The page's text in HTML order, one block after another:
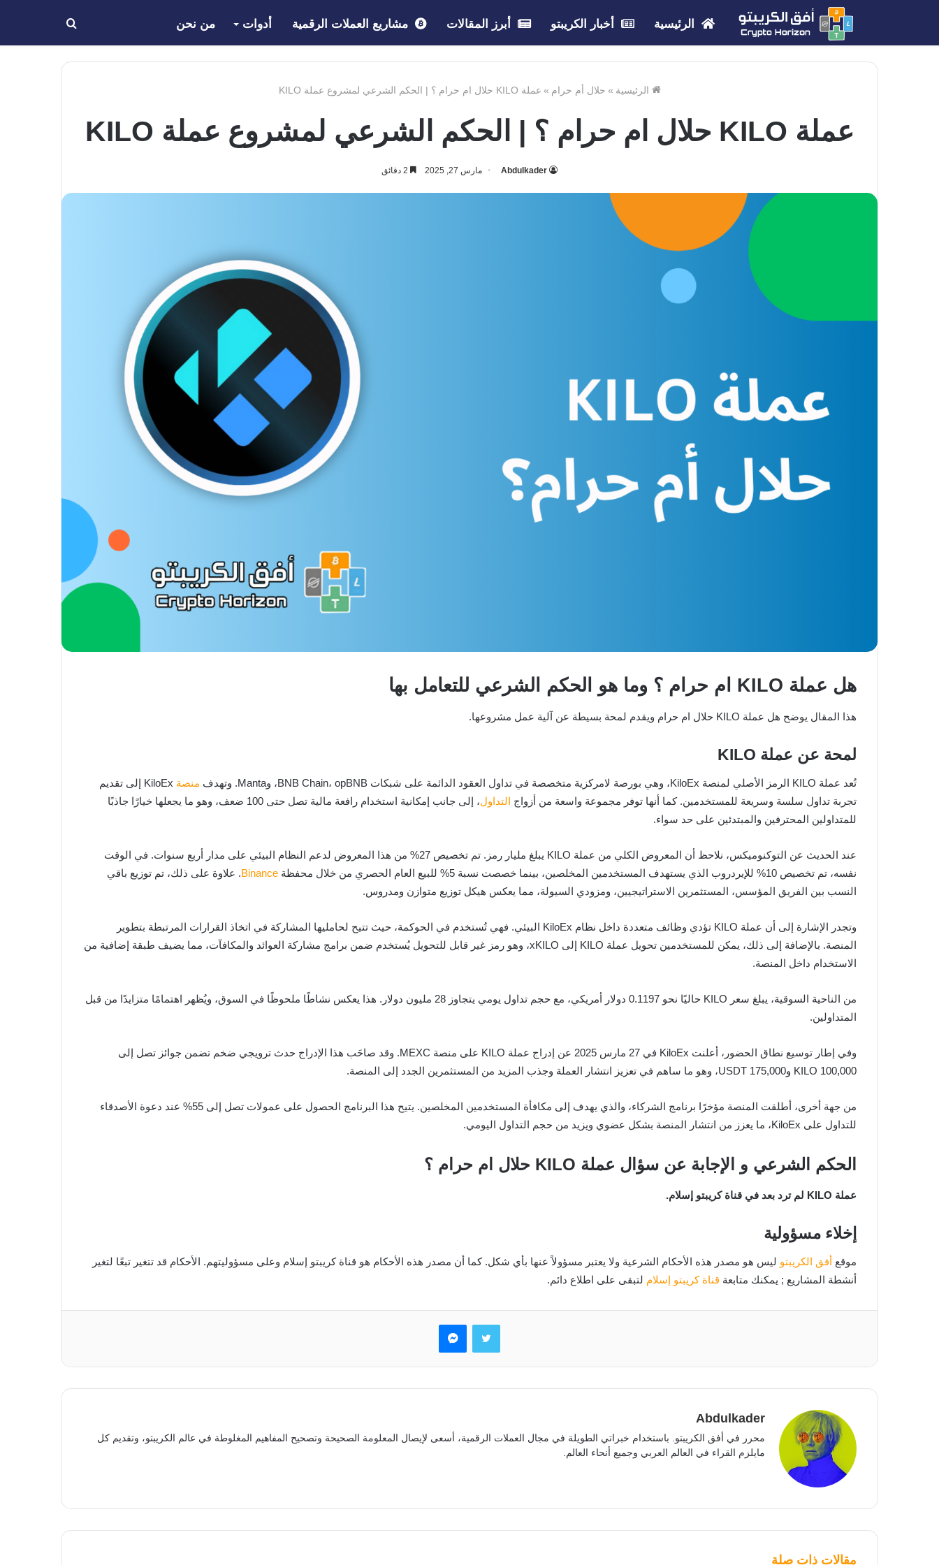
الرئيسية أخبار الكريبتو أبرز المقالات مشاريع العملات الرقمية أدوات من نحن بحث
عن
الرئيسية » حلال أم حرام » عملة KILO حلال ام حرام ؟ | الحكم الشرعي لمشروع عملة KILO
عملة KILO حلال ام حرام ؟ | الحكم الشرعي لمشروع عملة KILO
Abdulkader مارس 27, 2025
هل عملة KILO ام حرام ؟ وما هو الحكم الشرعي للتعامل بها
هذا المقال يوضح هل عملة KILO حلال ام حرام ويقدم لمحة بسيطة عن آلية عمل مشروعها.
لمحة عن عملة KILO
تُعد عملة KILO الرمز الأصلي لمنصة KiloEx، وهي بورصة لامركزية متخصصة في تداول العقود الدائمة على شبكات BNB Chain، opBNB، وManta. وتهدف منصة
KiloEx إلى تقديم
تجربة تداول سلسة وسريعة للمستخدمين. كما أنها توفر مجموعة واسعة من أزواج التداول
، إلى جانب إمكانية استخدام رافعة مالية تصل حتى 100 ضعف، وهو ما يجعلها خيارًا جاذبًا
للمتداولين المحترفين والمبتدئين على حد سواء.
عند الحديث عن التوكنوميكس، نلاحظ أن المعروض الكلي من عملة KILO يبلغ مليار رمز. تم تخصيص 27% من هذا المعروض لدعم النظام البيئي على مدار أربع سنوات. في الوقت
نفسه، تم تخصيص 10% للإيردروب الذي يستهدف المستخدمين المخلصين، بينما خصصت نسبة 5% للبيع العام الحصري من خلال محفظة
Binance. علاوة على ذلك، تم توزيع باقي
النسب بين الفريق المؤسس، المستثمرين الاستراتيجيين، ومزودي السيولة، مما يعكس هيكل توزيع متوازن ومدروس.
وتجدر الإشارة إلى أن عملة KILO تؤدي وظائف متعددة داخل نظام KiloEx البيئي. فهي تُستخدم في الحوكمة، حيث تتيح لحامليها المشاركة في اتخاذ القرارات المرتبطة بتطوير
المنصة. بالإضافة إلى ذلك، يمكن للمستخدمين تحويل عملة KILO إلى xKILO، وهو رمز غير قابل للتحويل يُستخدم ضمن برامج مشاركة العوائد والمكافآت، مما يضيف طبقة إضافية من
الاستخدام داخل المنصة.
من الناحية السوقية، يبلغ سعر KILO حاليًا نحو 0.1197 دولار أمريكي، مع حجم تداول يومي يتجاوز 28 مليون دولار. هذا يعكس نشاطًا ملحوظًا في السوق، ويُظهر اهتمامًا متزايدًا من قبل
المتداولين.
وفي إطار توسيع نطاق الحضور، أعلنت KiloEx في 27 مارس 2025 عن إدراج عملة KILO على منصة MEXC. وقد صاحَب هذا الإدراج حدث ترويجي ضخم تضمن جوائز تصل إلى
100,000 KILO و175,000 USDT، وهو ما ساهم في تعزيز انتشار العملة وجذب المزيد من المستثمرين الجدد إلى المنصة.
من جهة أخرى، أطلقت المنصة مؤخرًا برنامج الشركاء، والذي يهدف إلى مكافأة المستخدمين المخلصين. يتيح هذا البرنامج الحصول على عمولات تصل إلى 55% عند دعوة الأصدقاء
للتداول على KiloEx، ما يعزز من انتشار المنصة بشكل عضوي ويزيد من حجم التداول اليومي.
الحكم الشرعي و الإجابة عن سؤال عملة KILO حلال ام حرام ؟
عملة KILO لم ترد بعد في قناة كريبتو إسلام.
إخلاء مسؤولية
موقع أفق الكريبتو ليس هو مصدر هذه الأحكام الشرعية ولا يعتبر مسؤولاً عنها بأي شكل. كما أن مصدر هذه الأحكام هو قناة كريبتو إسلام وعلى مسؤوليتهم. الأحكام قد تتغير تبعًا لتغير
أنشطة المشاريع ; يمكنك متابعة قناة كريبتو إسلام لتبقى على اطلاع دائم.
تويتر ماسنجر
Abdulkader
محرر في أفق الكريبتو. باستخدام خبراتي الطويلة في مجال العملات الرقمية، أسعى لإيصال المعلومة الصحيحة وتصحيح المفاهيم المغلوطة في عالم الكريبتو، وتقديم كل
مايلزم القراء في العالم العربي وجميع أنحاء العالم.
مقالات ذات صلة